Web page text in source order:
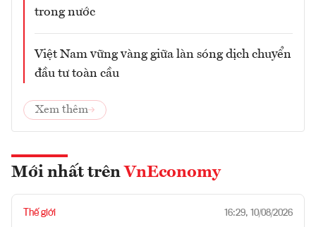
trong nước
Việt Nam vững vàng giữa làn sóng dịch chuyển
đầu tư toàn cầu
Xem thêm
Mới nhất trên VnEconomy
Thế giới 16:29, 10/08/2026